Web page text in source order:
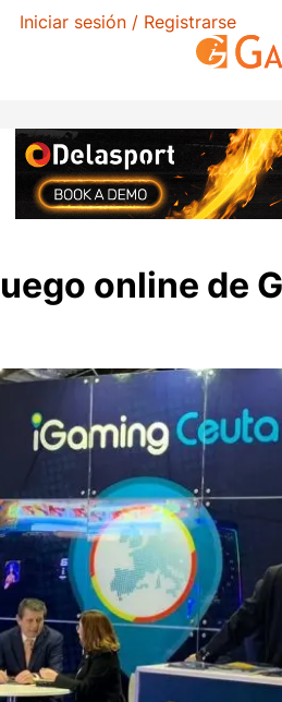
Iniciar sesión / Registrarse
online de